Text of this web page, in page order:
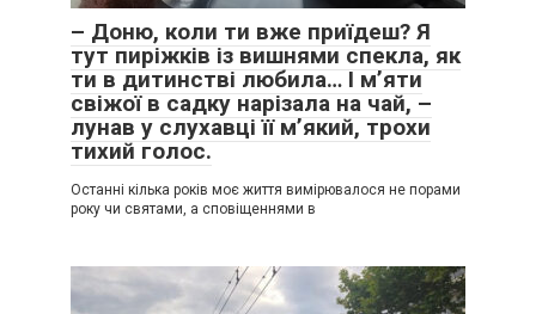
– Доню, коли ти вже приїдеш? Я
тут пиріжків із вишнями спекла, як
ти в дитинстві любила… І м’яти
свіжої в садку нарізала на чай, –
лунав у слухавці її м’який, трохи
тихий голос.
Останні кілька років моє життя вимірювалося не порами
року чи святами, а сповіщеннями в